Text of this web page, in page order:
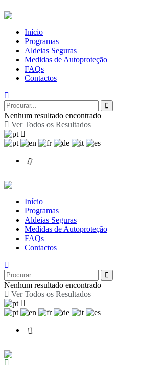
Início
Programas
Aldeias Seguras
Medidas de Autoproteção
FAQs
Contactos
Nenhum resultado encontrado
Ver Todos os Resultados
Início
Programas
Aldeias Seguras
Medidas de Autoproteção
FAQs
Contactos
Nenhum resultado encontrado
Ver Todos os Resultados